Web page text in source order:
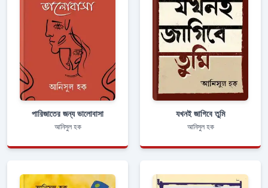
পারিজাতের জন্য ভালোবাসা
আনিসুল হক
যখনই জাগিবে তুমি
আনিসুল হক